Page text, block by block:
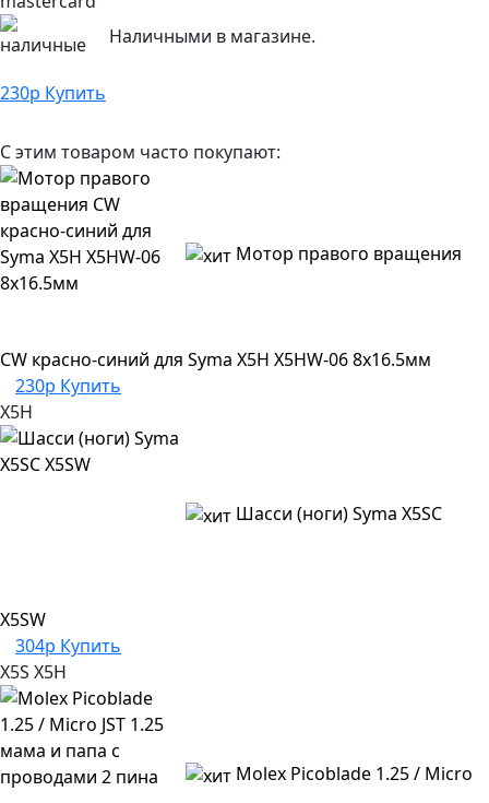
Наличными в магазине.
230р Купить
С этим товаром часто покупают:
Мотор правого вращения
CW красно-синий для Syma X5H X5HW-06 8х16.5мм
230р Купить
X5H
Шасси (ноги) Syma X5SC
X5SW
304р Купить
X5S X5H
Molex Picoblade 1.25 / Micro